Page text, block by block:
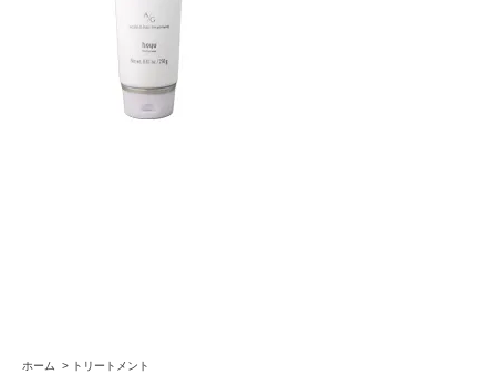
ホーム > トリートメント